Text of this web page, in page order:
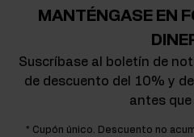
MANTÉNGASE EN
Suscríbase al boletín de
de descuento del 10% y
antes que
* Cupón único. Descuento no